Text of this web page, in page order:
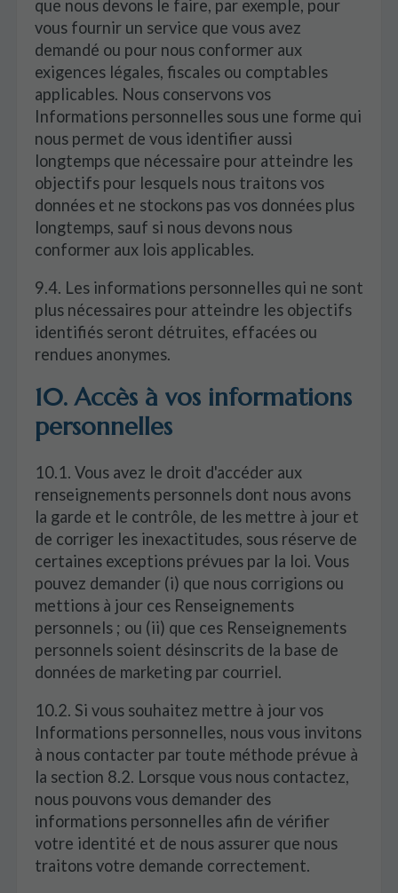
que nous devons le faire, par exemple, pour
vous fournir un service que vous avez
demandé ou pour nous conformer aux
exigences légales, fiscales ou comptables
applicables. Nous conservons vos
Informations personnelles sous une forme qui
nous permet de vous identifier aussi
longtemps que nécessaire pour atteindre les
objectifs pour lesquels nous traitons vos
données et ne stockons pas vos données plus
longtemps, sauf si nous devons nous
conformer aux lois applicables.
9.4. Les informations personnelles qui ne sont
plus nécessaires pour atteindre les objectifs
identifiés seront détruites, effacées ou
rendues anonymes.
10. Accès à vos informations
personnelles
10.1. Vous avez le droit d'accéder aux
renseignements personnels dont nous avons
la garde et le contrôle, de les mettre à jour et
de corriger les inexactitudes, sous réserve de
certaines exceptions prévues par la loi. Vous
pouvez demander (i) que nous corrigions ou
mettions à jour ces Renseignements
personnels ; ou (ii) que ces Renseignements
personnels soient désinscrits de la base de
données de marketing par courriel.
10.2. Si vous souhaitez mettre à jour vos
Informations personnelles, nous vous invitons
à nous contacter par toute méthode prévue à
la section 8.2. Lorsque vous nous contactez,
nous pouvons vous demander des
informations personnelles afin de vérifier
votre identité et de nous assurer que nous
traitons votre demande correctement.